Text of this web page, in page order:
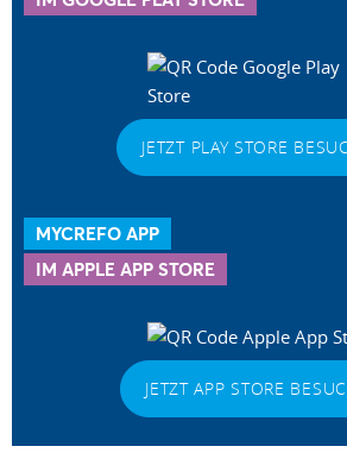
JETZT PLAY STORE
MYCREFO APP
IM APPLE APP STORE
JETZT APP STORE